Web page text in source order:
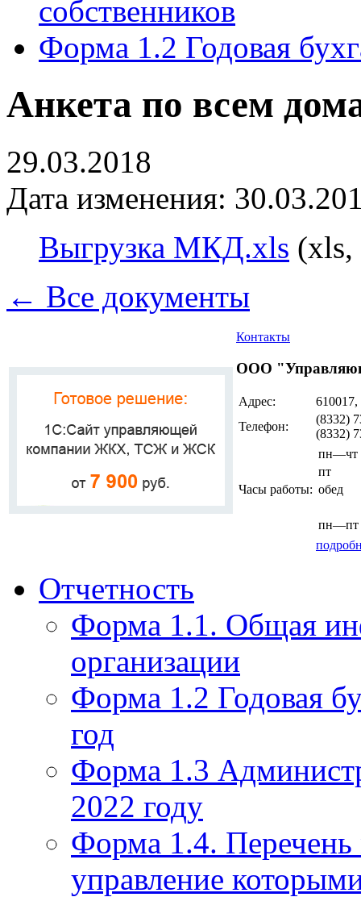
собственников
Форма 1.2 Годовая
Анкета по всем
29.03.2018
Дата изменения:
Выгрузка МКД.xls
← Все документы
Контакты
ООО
Адрес:
Телефон:
(8332)
(8332)
Часы работы:
пн—чт
пт
обед
пн—пт
Отчетность
Форма 1.1. Общая
организации
Форма 1.2 Годовая
год
Форма 1.3
2022 году
Форма 1.4.
управление